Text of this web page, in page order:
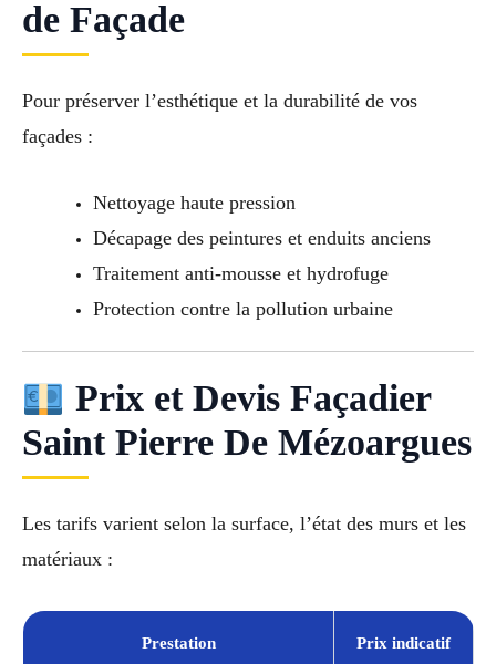
de Façade
Pour préserver l’esthétique et la durabilité de vos
façades :
Nettoyage haute pression
Décapage des peintures et enduits anciens
Traitement anti-mousse et hydrofuge
Protection contre la pollution urbaine
Prix et Devis Façadier
Saint Pierre De Mézoargues
Les tarifs varient selon la surface, l’état des murs et les
matériaux :
Prestation Prix indicatif